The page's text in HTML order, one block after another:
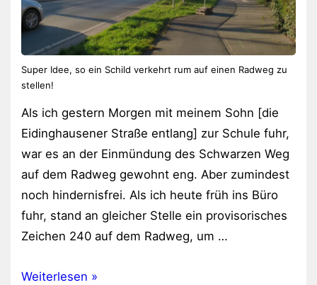
Super Idee, so ein Schild verkehrt rum auf einen Radweg zu
stellen!
Als ich gestern Morgen mit meinem Sohn [die
Eidinghausener Straße entlang] zur Schule fuhr,
war es an der Einmündung des Schwarzen Weg
auf dem Radweg gewohnt eng. Aber zumindest
noch hindernisfrei. Als ich heute früh ins Büro
fuhr, stand an gleicher Stelle ein provisorisches
Zeichen 240 auf dem Radweg, um …
Mal
Weiterlesen »